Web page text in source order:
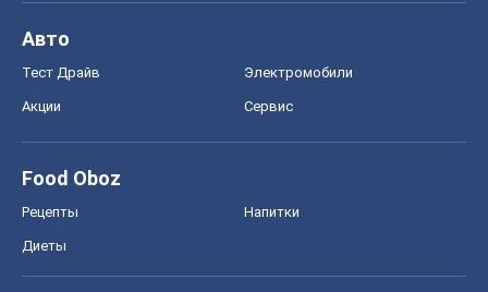
Авто
Тест Драйв Электромобили
Акции Сервис
Food Oboz
Рецепты Напитки
Диеты